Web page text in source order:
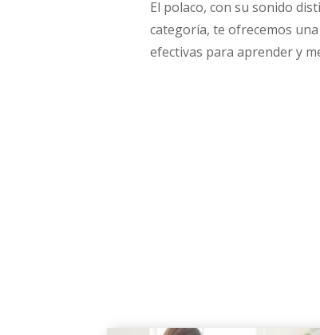
El polaco, con su sonido
categoría, te ofrecemos
efectivas para aprender y